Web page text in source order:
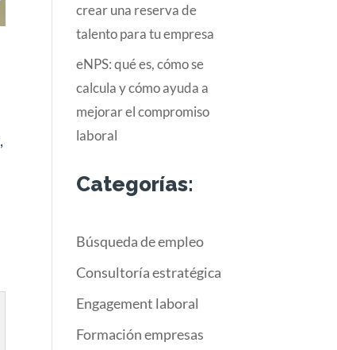
crear una reserva de
talento para tu empresa
eNPS: qué es, cómo se
calcula y cómo ayuda a
mejorar el compromiso
laboral
Categorías:
Búsqueda de empleo
Consultoría estratégica
Engagement laboral
Formación empresas